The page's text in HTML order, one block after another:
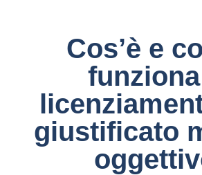
Cos’è e
giustificato